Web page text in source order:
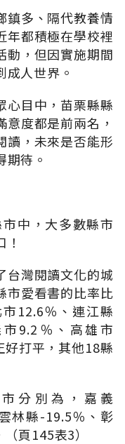
鎮多、隔代教養情
年都積極在學校裡
動，但因實施期間
人世界。
心目中，苗栗縣縣
度都是前兩名，
讀，未來是否能形
待。
中，大多數縣市
台灣閱讀文化的城
市愛看書的比率比
12.6％、連江縣
9.2％、高雄市
打平，其他18縣
分別為，嘉義
林縣-19.5％、彰
頁145表3）